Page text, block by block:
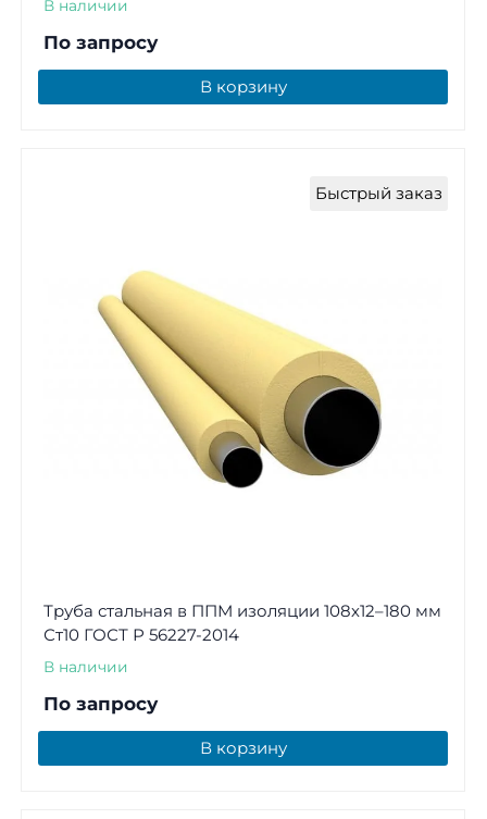
В наличии
По запросу
В корзину
Быстрый заказ
Труба стальная в ППМ изоляции 108х12–180 мм
Ст10 ГОСТ Р 56227-2014
В наличии
По запросу
В корзину